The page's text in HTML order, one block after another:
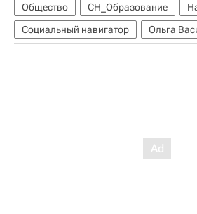
Общество СН_Образование
Социальный навигатор
Ольга